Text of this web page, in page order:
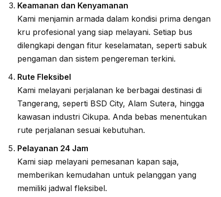
Keamanan dan Kenyamanan
Kami menjamin armada dalam kondisi prima dengan
kru profesional yang siap melayani. Setiap bus
dilengkapi dengan fitur keselamatan, seperti sabuk
pengaman dan sistem pengereman terkini.
Rute Fleksibel
Kami melayani perjalanan ke berbagai destinasi di
Tangerang, seperti BSD City, Alam Sutera, hingga
kawasan industri Cikupa. Anda bebas menentukan
rute perjalanan sesuai kebutuhan.
Pelayanan 24 Jam
Kami siap melayani pemesanan kapan saja,
memberikan kemudahan untuk pelanggan yang
memiliki jadwal fleksibel.